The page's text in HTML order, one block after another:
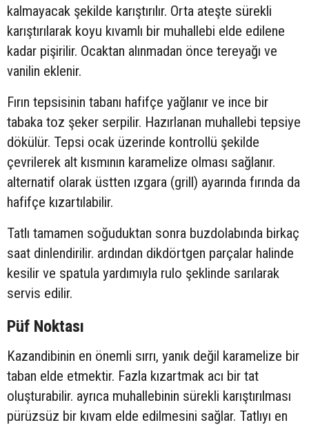
kalmayacak şekilde karıştırılır. Orta ateşte sürekli
karıştırılarak koyu kıvamlı bir muhallebi elde edilene
kadar pişirilir. Ocaktan alınmadan önce tereyağı ve
vanilin eklenir.
Fırın tepsisinin tabanı hafifçe yağlanır ve ince bir
tabaka toz şeker serpilir. Hazırlanan muhallebi tepsiye
dökülür. Tepsi ocak üzerinde kontrollü şekilde
çevrilerek alt kısmının karamelize olması sağlanır.
alternatif olarak üstten ızgara (grill) ayarında fırında da
hafifçe kızartılabilir.
Tatlı tamamen soğuduktan sonra buzdolabında birkaç
saat dinlendirilir. ardından dikdörtgen parçalar halinde
kesilir ve spatula yardımıyla rulo şeklinde sarılarak
servis edilir.
Püf Noktası
Kazandibinin en önemli sırrı, yanık değil karamelize bir
taban elde etmektir. Fazla kızartmak acı bir tat
oluşturabilir. ayrıca muhallebinin sürekli karıştırılması
pürüzsüz bir kıvam elde edilmesini sağlar. Tatlıyı en